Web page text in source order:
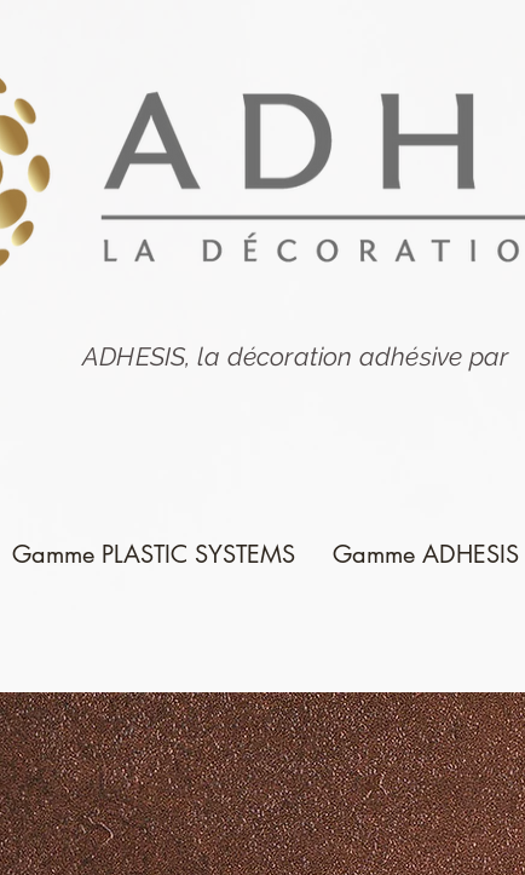
ADHESIS, la décoration adhésive par
Gamme PLASTIC SYSTEMS Gamme ADHESIS